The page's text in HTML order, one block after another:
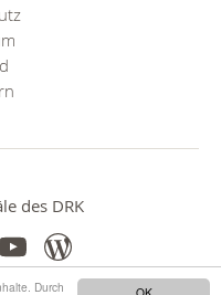
Durch
des DRK